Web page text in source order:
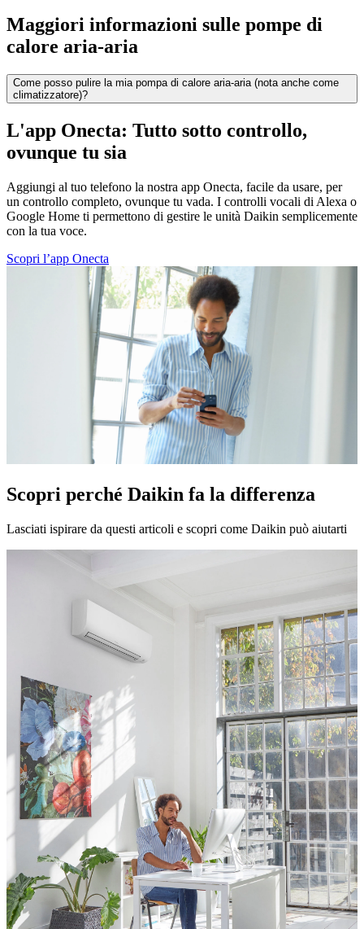
Maggiori informazioni sulle pompe di
calore aria-aria
Come posso pulire la mia pompa di calore aria-aria (nota anche come
climatizzatore)?
L'app Onecta: Tutto sotto controllo,
ovunque tu sia
Aggiungi al tuo telefono la nostra app Onecta, facile da usare, per
un controllo completo, ovunque tu vada. I controlli vocali di Alexa o
Google Home ti permettono di gestire le unità Daikin semplicemente
con la tua voce.
Scopri l’app Onecta
Scopri perché Daikin fa la differenza
Lasciati ispirare da questi articoli e scopri come Daikin può aiutarti